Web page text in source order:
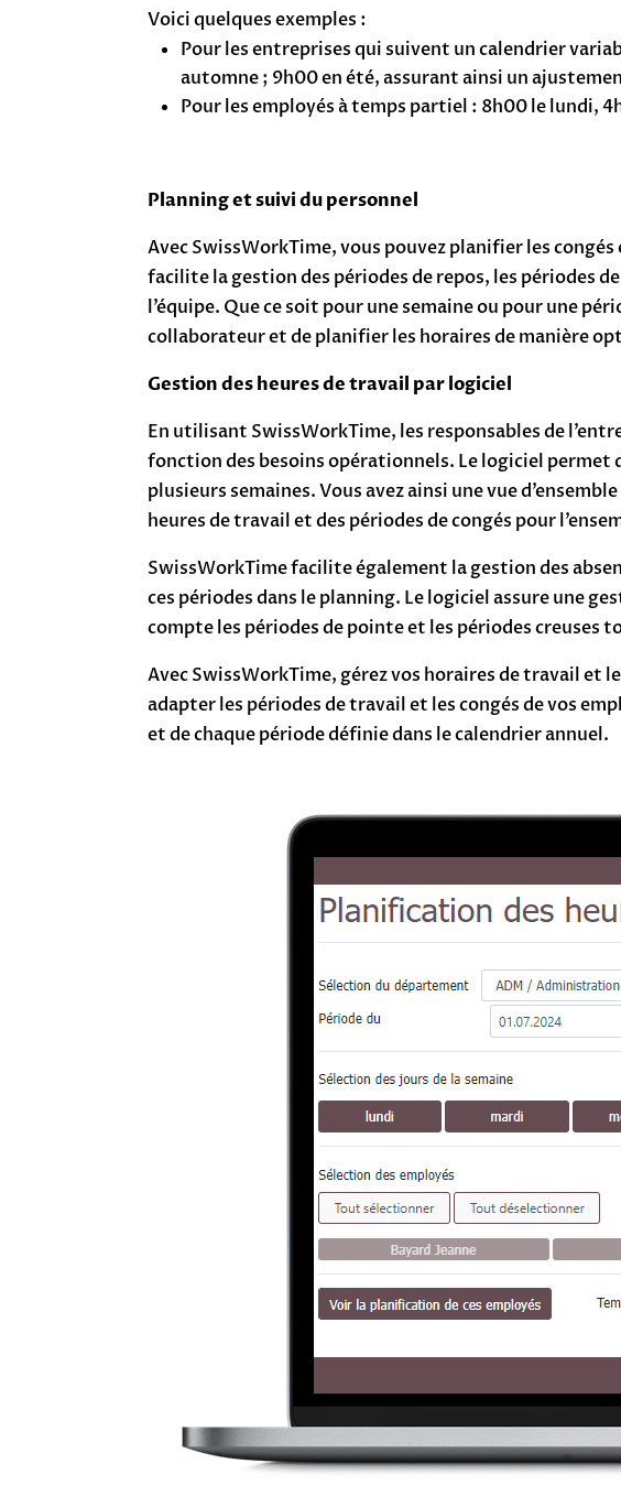
Voici quelques exemples :
Pour les entreprises qui suivent un calendrier
automne ; 9h00 en été, assurant ainsi un
Pour les employés à temps partiel : 8h00 le lundi,
Planning et suivi du personnel
Avec SwissWorkTime, vous pouvez planifier les
facilite la gestion des périodes de repos, les périodes
l’équipe. Que ce soit pour une semaine ou pour une
collaborateur et de planifier les horaires de manière
Gestion des heures de travail par logiciel
En utilisant SwissWorkTime, les responsables de
fonction des besoins opérationnels. Le logiciel permet
plusieurs semaines. Vous avez ainsi une vue
heures de travail et des périodes de congés pour
SwissWorkTime facilite également la gestion des
ces périodes dans le planning. Le logiciel assure une
compte les périodes de pointe et les périodes creuses
Avec SwissWorkTime, gérez vos horaires de travail et
adapter les périodes de travail et les congés de vos
et de chaque période définie dans le calendrier annuel.